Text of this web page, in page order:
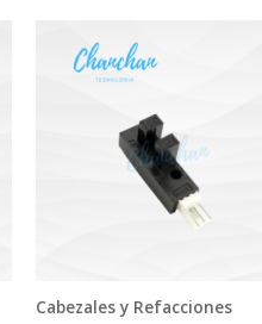
Cabezales y Refacciones